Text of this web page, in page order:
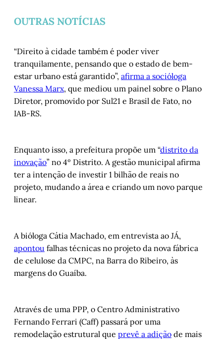
OUTRAS NOTÍCIAS
“Direito à cidade também é poder viver
tranquilamente, pensando que o estado de bem-
estar urbano está garantido”, afirma a socióloga
Vanessa Marx, que mediou um painel sobre o Plano
Diretor, promovido por Sul21 e Brasil de Fato, no
IAB-RS.
Enquanto isso, a prefeitura propõe um “distrito da
inovação” no 4º Distrito. A gestão municipal afirma
ter a intenção de investir 1 bilhão de reais no
projeto, mudando a área e criando um novo parque
linear.
A bióloga Cátia Machado, em entrevista ao JÁ,
apontou falhas técnicas no projeto da nova fábrica
de celulose da CMPC, na Barra do Ribeiro, às
margens do Guaíba.
Através de uma PPP, o Centro Administrativo
Fernando Ferrari (Caff) passará por uma
remodelação estrutural que prevê a adição de mais